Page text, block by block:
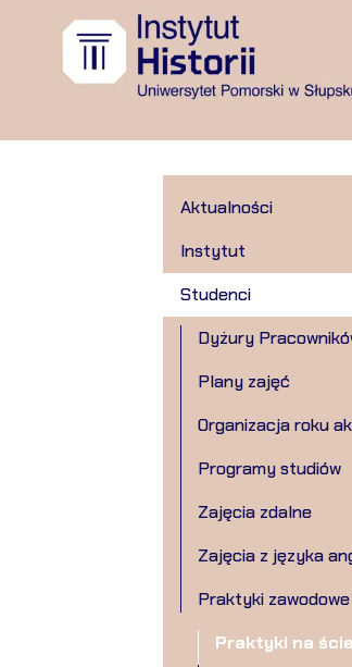
Aktualności
Instytut
Studenci
Dyżury
Plany zajęć
Organizacja roku
Programy studiów
Zajęcia zdalne
Zajęcia z języka
Praktyki
Praktyki na